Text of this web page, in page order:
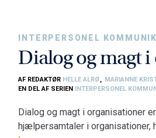
INTERPERSONEL
Dialog og magt
AF REDAKTØR HELLE ALRØ, MARIANNE
EN DEL AF SERIEN INTERPERSONEL
Dialog og magt i organisationer
hjælpersamtaler i organisationer,